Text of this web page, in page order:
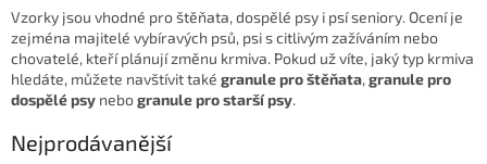
Vzorky jsou vhodné pro štěňata, dospělé psy i psí seniory. Ocení je
zejména majitelé vybíravých psů, psi s citlivým zažíváním nebo
chovatelé, kteří plánují změnu krmiva. Pokud už víte, jaký typ krmiva
hledáte, můžete navštívit také granule pro štěňata, granule pro
dospělé psy nebogranule pro starší psy.
Nejprodávanější